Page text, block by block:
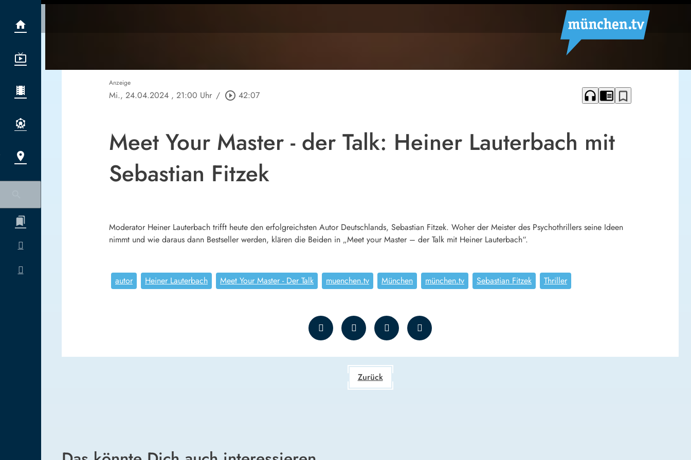
Anzeige
Mi., 24.04.2024 , 21:00 Uhr / play_circle_outline 42:07 headphones chrome_reader_mode bookmark_border
Meet Your Master - der Talk: Heiner Lauterbach mit
Sebastian Fitzek
Moderator Heiner Lauterbach trifft heute den erfolgreichsten Autor Deutschlands, Sebastian Fitzek. Woher der Meister des Psychothrillers seine Ideen
nimmt und wie daraus dann Bestseller werden, klären die Beiden in „Meet your Master – der Talk mit Heiner Lauterbach“.
autor Heiner Lauterbach Meet Your Master - Der Talk muenchen.tv München münchen.tv Sebastian Fitzek Thriller
Zurück